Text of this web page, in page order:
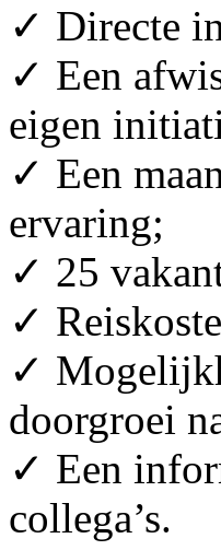
✓ Directe
✓ Een
eigen
✓ Een
ervaring;
✓ 25
✓
✓
doorgroei
✓ Een
collega’s.